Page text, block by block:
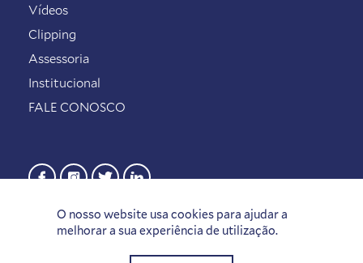
O nosso website usa cookies para ajudar a
melhorar a sua experiência de utilização.
Vídeos
Clipping
Assessoria
Institucional
FALE CONOSCO